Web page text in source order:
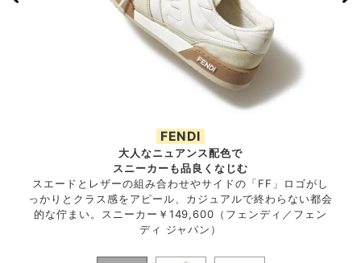
FENDI
大人なニュアンス配色で
スニーカーも品良くなじむ
スエードとレザーの組み合わせやサイドの「FF」ロゴがし
っかりとクラス感をアピール、カジュアルで終わらない都会
的な佇まい。スニーカー￥149,600（フェンディ／フェン
ディ ジャパン）